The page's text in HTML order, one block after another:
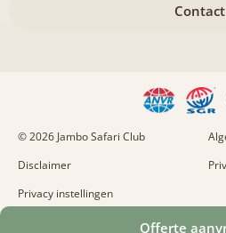
Offerte
Contact
© 2026 Jambo Safari Club
Disclaimer
Privacy instellingen